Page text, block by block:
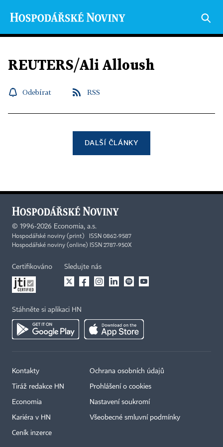
REUTERS/Ali Alloush
Odebírat RSS
DALŠÍ ČLÁNKY
© 1996-2026 Economia, a.s.
Hospodářské noviny (print) ISSN 0862-9587
Hospodářské noviny (online) ISSN 2787-950X
Certifikováno Sledujte nás
Stáhněte si aplikaci HN
Kontakty
Tiráž redakce HN
Economia
Kariéra v HN
Ceník inzerce
Ochrana osobních údajů
Prohlášení o cookies
Nastavení soukromí
Všeobecné smluvní podmínky